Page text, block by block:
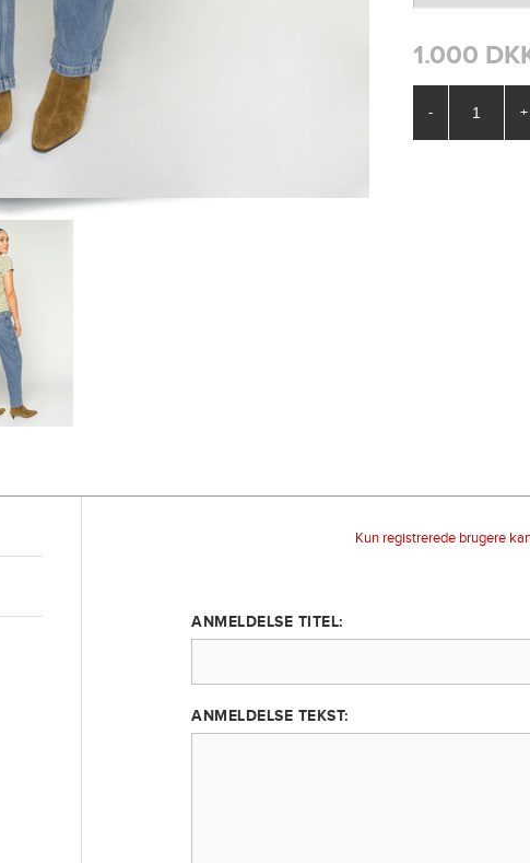
1.000
- +
Kun registrerede brugere
ANMELDELSE TITEL:
ANMELDELSE TEKST: